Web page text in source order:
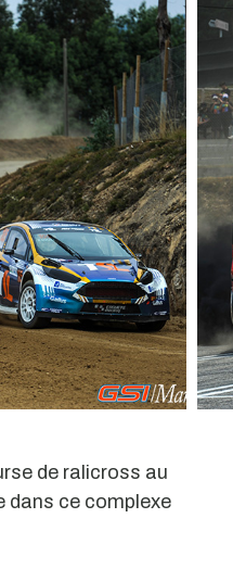
de ralicross au
dans ce complexe